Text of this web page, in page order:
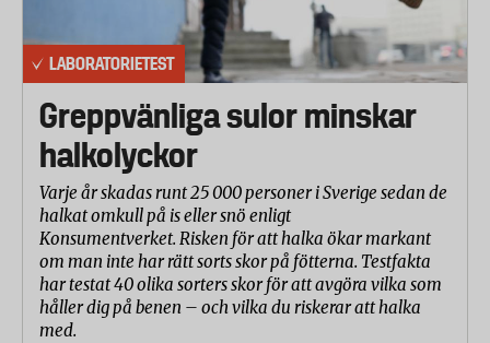
LABORATORIETEST
Greppvänliga sulor minskar
halkolyckor
Varje år skadas runt 25 000 personer i Sverige sedan de
halkat omkull på is eller snö enligt
Konsumentverket. Risken för att halka ökar markant
om man inte har rätt sorts skor på fötterna. Testfakta
har testat 40 olika sorters skor för att avgöra vilka som
håller dig på benen – och vilka du riskerar att halka
med.